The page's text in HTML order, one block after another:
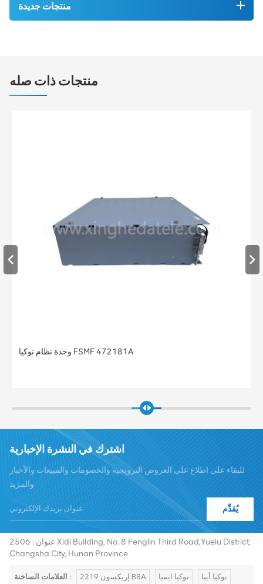
منتجات جديدة
منتجات ذات صله
وحدة نظام نوكيا FSMF 472181A
اشترك في النشرة الإخبارية
للبقاء على اطلاع على العروض الترويجية والخصومات والمبيعات والأخبار
والمزيد.
يُقدِّم
+8619376997331
عنوان : 2506 Xidi Building, No. 8 Fenglin Third Road,Yuelu District,
Changsha City, Hunan Province
العلامات الساخنة : إريكسون 2219 B8A نوكيا ايميا نوكيا أبيا